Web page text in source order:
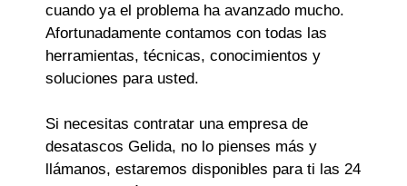
cuando ya el problema ha avanzado mucho.
Afortunadamente contamos con todas las
herramientas, técnicas, conocimientos y
soluciones para usted.
Si necesitas contratar una empresa de
desatascos Gelida, no lo pienses más y
llámanos, estaremos disponibles para ti las 24